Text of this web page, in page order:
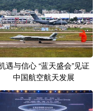
遇与信心 “蓝天盛会”见证
中国航空航天发展